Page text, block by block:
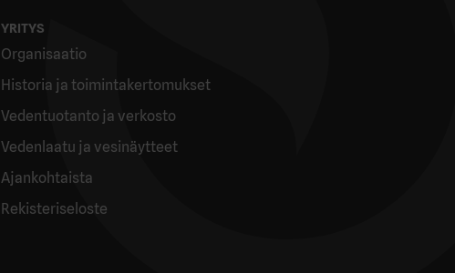
YRITYS
Organisaatio
Historia ja toimintakertomukset
Vedentuotanto ja verkosto
Vedenlaatu ja vesinäytteet
Ajankohtaista
Rekisteriseloste